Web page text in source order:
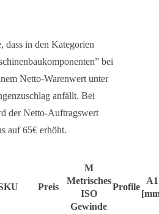
dass in den Kategorien
bei
Netto-Warenwert unter
anfällt. Bei
der Netto-Auftragswert
auf 65€ erhöht.
Preis
M
Metrisches
ISO
Gewinde
Profile
A1